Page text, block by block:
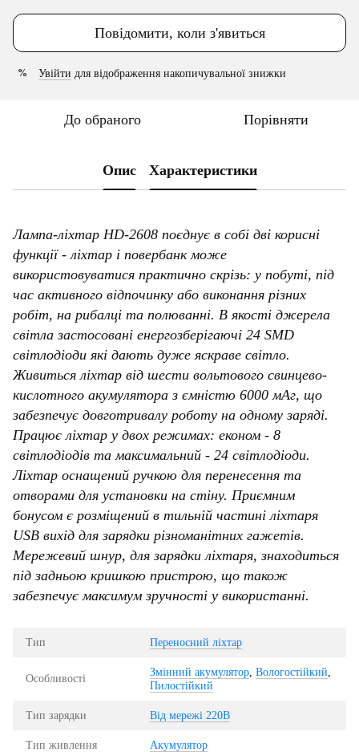
Повідомити, коли з'явиться
% Увійти для відображення накопичувальної знижки
До обраного Порівняти
Опис Характеристики
Лампа-ліхтар HD-2608 поєднує в собі дві корисні
функції - ліхтар і повербанк може
використовуватися практично скрізь: у побуті, під
час активного відпочинку або виконання різних
робіт, на рибалці та полюванні. В якості джерела
світла застосовані енергозберігаючі 24 SMD
світлодіоди які дають дуже яскраве світло.
Живиться ліхтар від шести вольтового свинцево-
кислотного акумулятора з ємністю 6000 мАг, що
забезпечує довготривалу роботу на одному заряді.
Працює ліхтар у двох режимах: економ - 8
світлодіодів та максимальний - 24 світлодіоди.
Ліхтар оснащений ручкою для перенесення та
отворами для установки на стіну. Приємним
бонусом є розміщений в тильній частині ліхтаря
USB вихід для зарядки різноманітних гажетів.
Мережевий шнур, для зарядки ліхтаря, знаходиться
під задньою кришкою пристрою, що також
забезпечує максимум зручності у використанні.
Тип Переносний ліхтар
Особливості
Змінний акумулятор Вологостійкий
Пилостійкий
Тип зарядки Від мережі 220В
Тип живлення Акумулятор